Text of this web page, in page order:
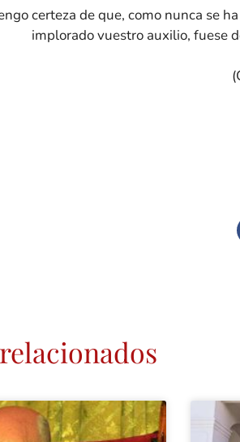
certeza de que, como nunca se
implorado vuestro auxilio, fuese